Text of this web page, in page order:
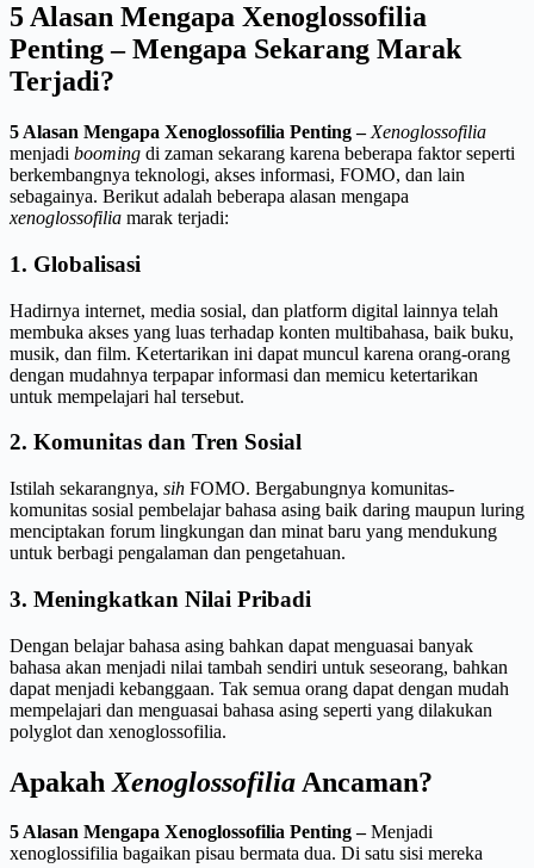
5 Alasan Mengapa Xenoglossofilia
Penting – Mengapa Sekarang Marak
Terjadi?
5 Alasan Mengapa Xenoglossofilia Penting – Xenoglossofilia
menjadi booming di zaman sekarang karena beberapa faktor seperti
berkembangnya teknologi, akses informasi, FOMO, dan lain
sebagainya. Berikut adalah beberapa alasan mengapa
xenoglossofilia marak terjadi:
1. Globalisasi
Hadirnya internet, media sosial, dan platform digital lainnya telah
membuka akses yang luas terhadap konten multibahasa, baik buku,
musik, dan film. Ketertarikan ini dapat muncul karena orang-orang
dengan mudahnya terpapar informasi dan memicu ketertarikan
untuk mempelajari hal tersebut.
2. Komunitas dan Tren Sosial
Istilah sekarangnya, sih FOMO. Bergabungnya komunitas-
komunitas sosial pembelajar bahasa asing baik daring maupun luring
menciptakan forum lingkungan dan minat baru yang mendukung
untuk berbagi pengalaman dan pengetahuan.
3. Meningkatkan Nilai Pribadi
Dengan belajar bahasa asing bahkan dapat menguasai banyak
bahasa akan menjadi nilai tambah sendiri untuk seseorang, bahkan
dapat menjadi kebanggaan. Tak semua orang dapat dengan mudah
mempelajari dan menguasai bahasa asing seperti yang dilakukan
polyglot dan xenoglossofilia.
Apakah Xenoglossofilia Ancaman?
5 Alasan Mengapa Xenoglossofilia Penting –Menjadi
xenoglossifilia bagaikan pisau bermata dua. Di satu sisi mereka